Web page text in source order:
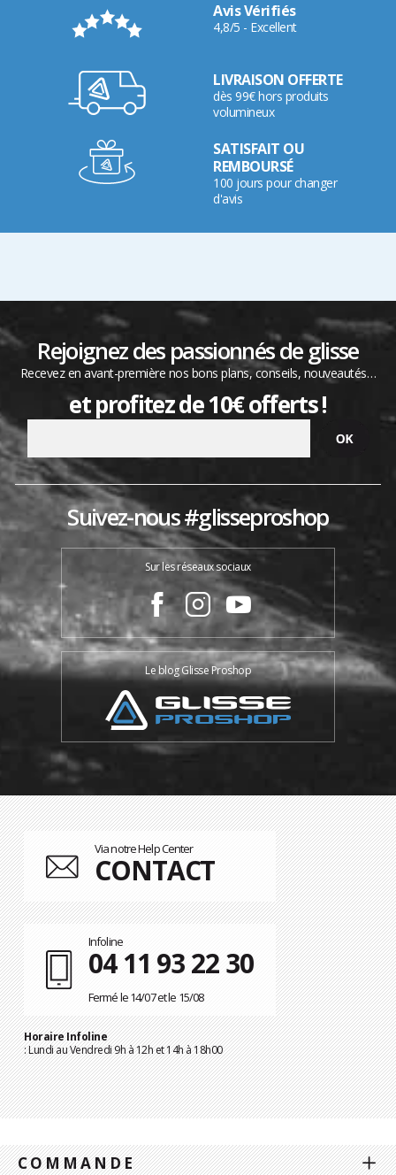
Avis Vérifiés
4,8/5 - Excellent
LIVRAISON OFFERTE
dès 99€ hors produits
volumineux
SATISFAIT OU
REMBOURSÉ
100 jours pour changer
d'avis
Rejoignez des passionnés de glisse
Recevez en avant-première nos bons plans, conseils, nouveautés…
et profitez de 10€ offerts !
Suivez-nous #glisseproshop
Sur les réseaux sociaux
Le blog Glisse Proshop
Via notre Help Center
CONTACT
Infoline
04 11 93 22 30
Fermé le 14/07 et le 15/08
Horaire Infoline
: Lundi au Vendredi 9h à 12h et 14h à 18h00
COMMANDE